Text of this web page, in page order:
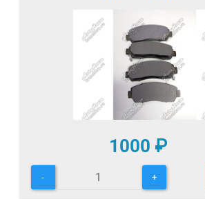
1000 ₽
- +